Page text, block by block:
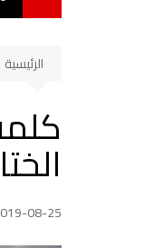
الرئيسية
08-25